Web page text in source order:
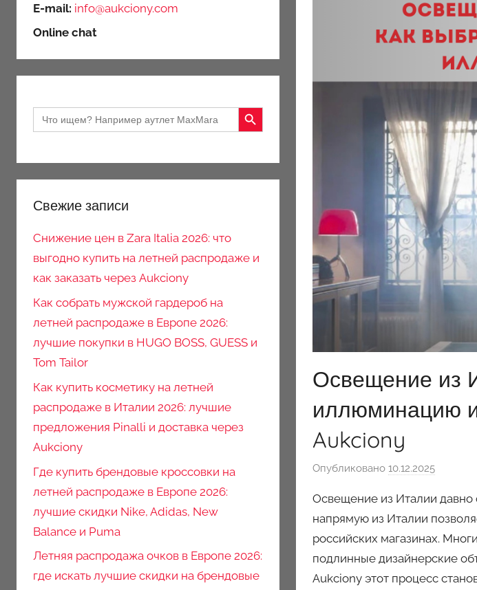
Освещение из
иллюминацию
Aukciony
Опубликовано 10.12.2025а
т
о
р
о
м
Освещение из Италии давно
напрямую из Италии
российских магазинах.
подлинные дизайнерские
Aukciony этот процесс
E-mail: info@aukciony.com
Online chat
Search
for:
Search Button
Свежие записи
Снижение цен в Zara Italia 2026: что
выгодно купить на летней распродаже и
как заказать через Aukciony
Как собрать мужской гардероб на
летней распродаже в Европе 2026:
лучшие покупки в HUGO BOSS, GUESS и
Tom Tailor
Как купить косметику на летней
распродаже в Италии 2026: лучшие
предложения Pinalli и доставка через
Aukciony
Где купить брендовые кроссовки на
летней распродаже в Европе 2026:
лучшие скидки Nike, Adidas, New
Balance и Puma
Летняя распродажа очков в Европе 2026:
где искать лучшие скидки на брендовые